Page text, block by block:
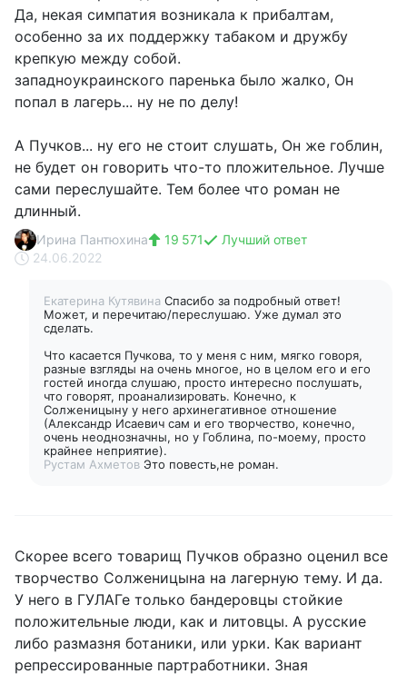
Да, некая симпатия возникала к прибалтам,
особенно за их поддержку табаком и дружбу
крепкую между собой.
западноукраинского паренька было жалко, Он
попал в лагерь... ну не по делу!
А Пучков... ну его не стоит слушать, Он же гоблин,
не будет он говорить что-то пложительное. Лучше
сами переслушайте. Тем более что роман не
длинный.
Ирина Пантюхина 19 571
Лучший ответ
24.06.2022
Екатерина Кутявина Спасибо за подробный ответ!
Может, и перечитаю/переслушаю. Уже думал это
сделать.
Что касается Пучкова, то у меня с ним, мягко говоря,
разные взгляды на очень многое, но в целом его и его
гостей иногда слушаю, просто интересно послушать,
что говорят, проанализировать. Конечно, к
Солженицыну у него архинегативное отношение
(Александр Исаевич сам и его творчество, конечно,
очень неоднозначны, но у Гоблина, по-моему, просто
крайнее неприятие).
Рустам Ахметов Это повесть,не роман.
Скорее всего товарищ Пучков образно оценил все
творчество Солженицына на лагерную тему. И да.
У него в ГУЛАГе только бандеровцы стойкие
положительные люди, как и литовцы. А русские
либо размазня ботаники, или урки. Как вариант
репрессированные партработники. Зная